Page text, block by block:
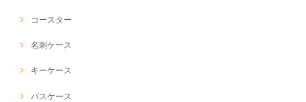
コースター
名刺ケース
キーケース
パスケース